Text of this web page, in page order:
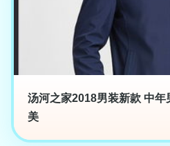
汤河之家2018男装新款 中年
美